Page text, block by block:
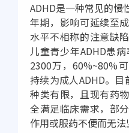
ADHD是一种常见的慢
年期，影响可延续至
水平不相称的注意缺
儿童青少年ADHD患
2300万，60%~80%
持续为成人ADHD。
种类有限，且现有药
全满足临床需求，部
作用或服药不便而无法